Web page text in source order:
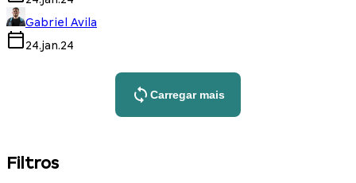
Gabriel Avila
24.jan.24
Carregar mais
Filtros